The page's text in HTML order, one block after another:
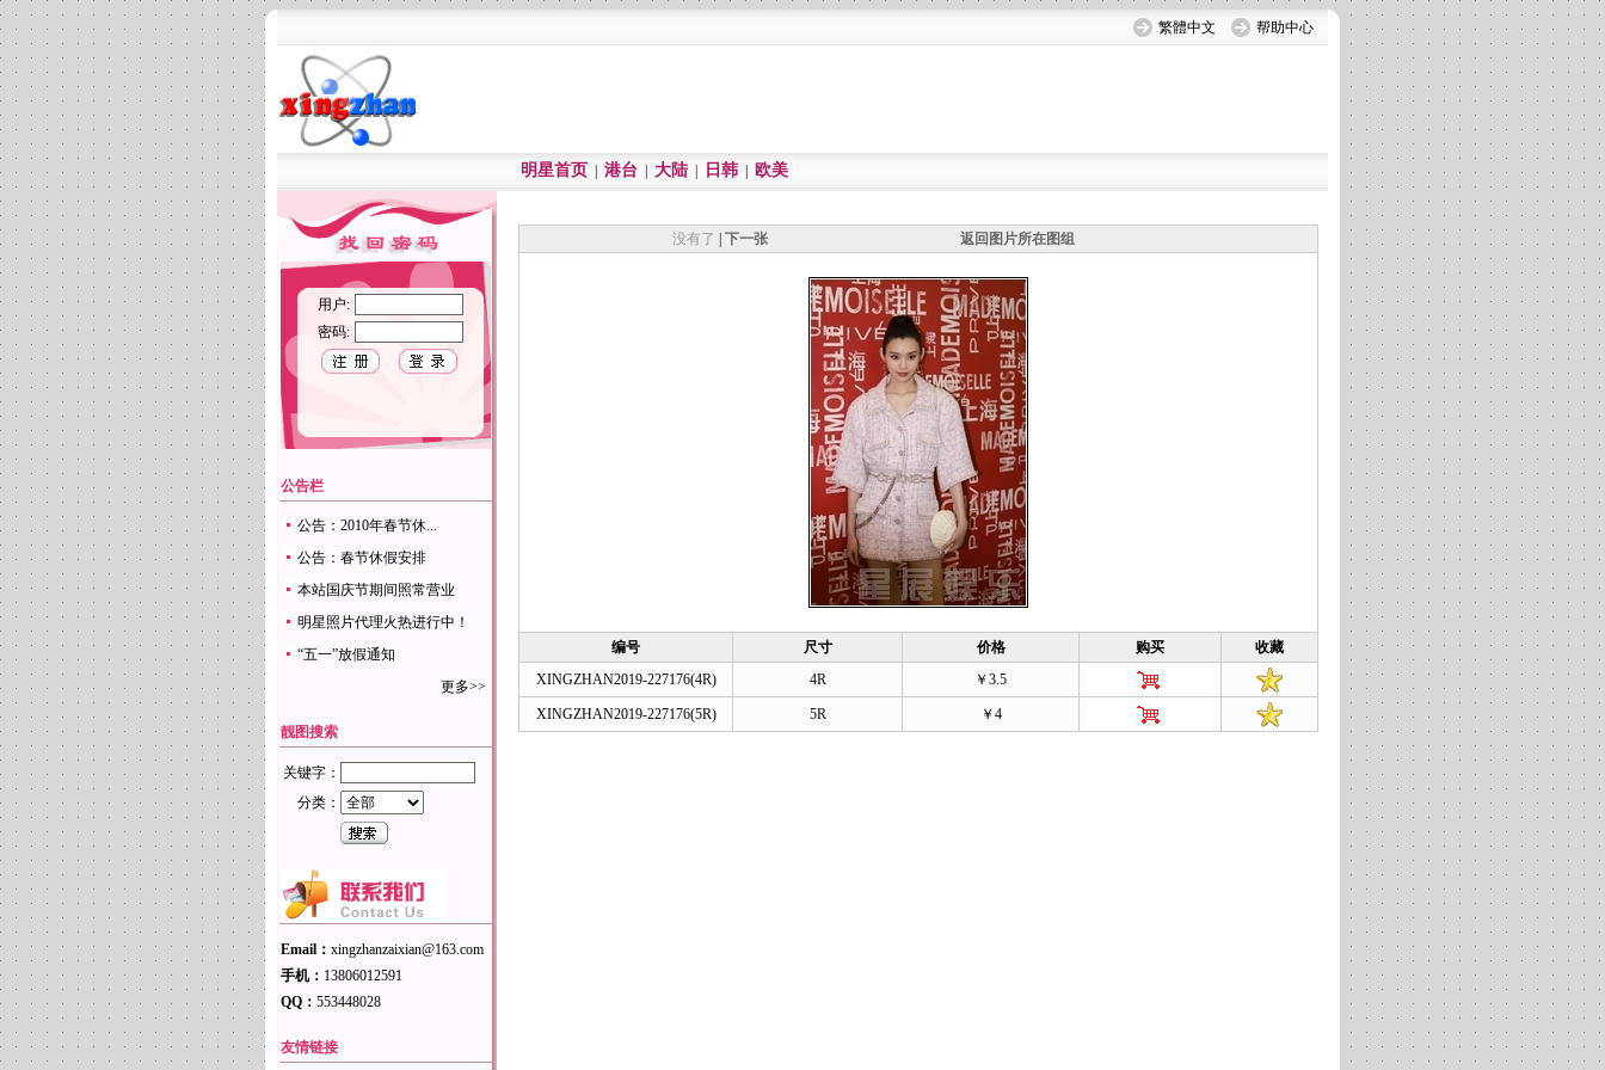
繁體中文 帮助中心
明星首页 港台 大陆 日韩 欧美
用户:
密码:
公告栏
公告：2010年春节休...
公告：春节休假安排
本站国庆节期间照常营业
明星照片代理火热进行中！
“五一”放假通知
更多>>
靓图搜索
关键字：
分类：
Email： xingzhanzaixian@163.com
手机： 13806012591
QQ： 553448028
友情链接
没有了 下一张 返回图片所在图组
编号 尺寸 价格 购买
收藏
XINGZHAN2019-227176(4R)
4R ￥3.5
XINGZHAN2019-227176(5R) 5R ￥4